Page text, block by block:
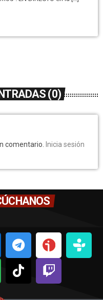
(0)
comentario.
Inicia sesión